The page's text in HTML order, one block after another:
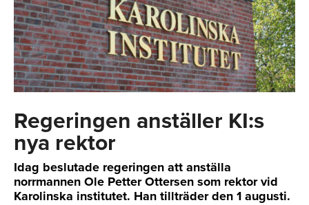
Regeringen anställer KI:s
nya rektor
Idag beslutade regeringen att anställa
norrmannen Ole Petter Ottersen som rektor vid
Karolinska institutet. Han tillträder den 1 augusti.